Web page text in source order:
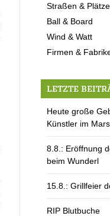
Straßen & Plätze
Ball & Board
Wind & Watt
Firmen &
LETZTE
Heute große
Künstler im
8.8.: Eröffnung
beim Wunderl
15.8.: Grillfeier
RIP Blutbuche